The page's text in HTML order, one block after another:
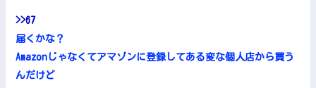
>>67
届くかな？
Amazonじゃなくてアマゾンに登録してある変な個人店から買う
んだけど